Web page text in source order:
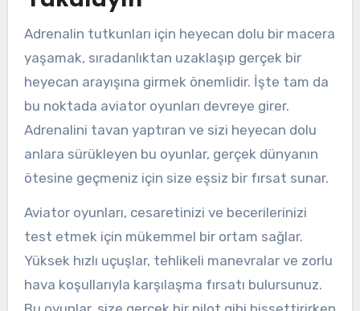
Adrenalin tutkunları için heyecan dolu bir macera
yaşamak, sıradanlıktan uzaklaşıp gerçek bir
heyecan arayışına girmek önemlidir. İşte tam da
bu noktada aviator oyunları devreye girer.
Adrenalini tavan yaptıran ve sizi heyecan dolu
anlara sürükleyen bu oyunlar, gerçek dünyanın
ötesine geçmeniz için size eşsiz bir fırsat sunar.
Aviator oyunları, cesaretinizi ve becerilerinizi
test etmek için mükemmel bir ortam sağlar.
Yüksek hızlı uçuşlar, tehlikeli manevralar ve zorlu
hava koşullarıyla karşılaşma fırsatı bulursunuz.